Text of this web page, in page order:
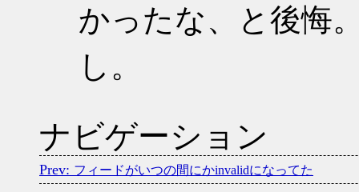
かったな、と後悔
し。
ナビゲーション
フィードがいつの間にかinvalidになってた